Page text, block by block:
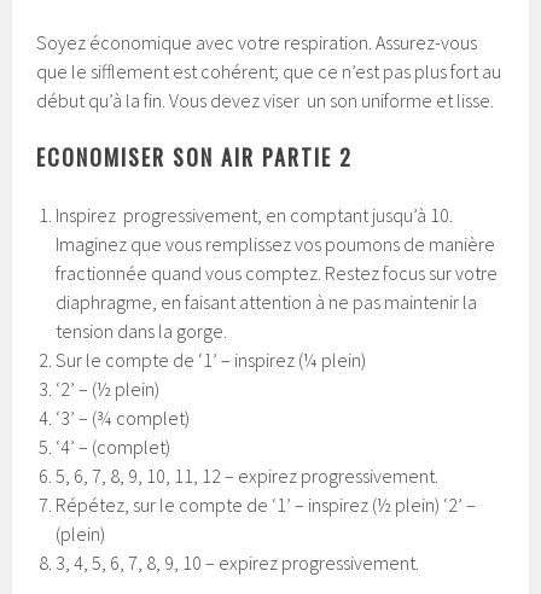
Soyez économique avec votre respiration. Assurez-vous
que le sifflement est cohérent; que ce n’est pas plus fort au
début qu’à la fin. Vous devez viser un son uniforme et lisse.
ECONOMISER SON AIR PARTIE 2
Inspirez progressivement, en comptant jusqu’à 10.
Imaginez que vous remplissez vos poumons de manière
fractionnée quand vous comptez. Restez focus sur votre
diaphragme, en faisant attention à ne pas maintenir la
tension dans la gorge.
Sur le compte de ‘1’ – inspirez (¼ plein)
‘2’ – (½ plein)
‘3’ – (¾ complet)
‘4’ – (complet)
5, 6, 7, 8, 9, 10, 11, 12 – expirez progressivement.
Répétez, sur le compte de ‘1’ – inspirez (½ plein) ‘2’ –
(plein)
3, 4, 5, 6, 7, 8, 9, 10 – expirez progressivement.